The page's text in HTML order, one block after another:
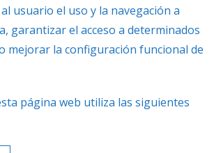
usuario el uso y la navegación a
garantizar el acceso a determinados
mejorar la configuración funcional de
página web utiliza las siguientes